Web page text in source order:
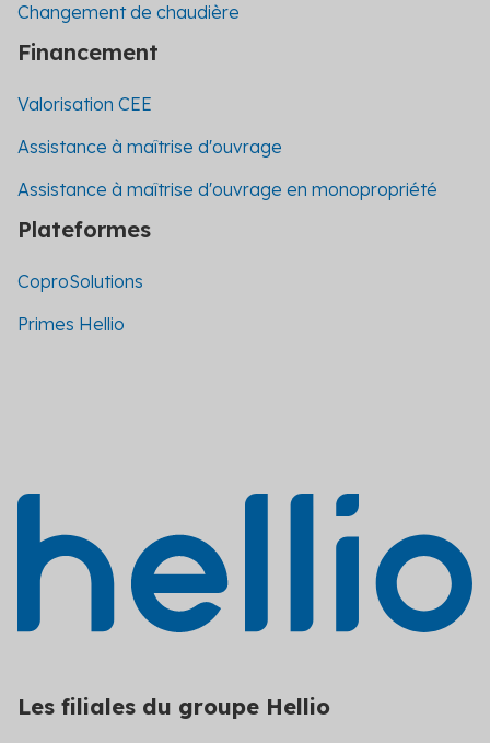
Changement de chaudière
Financement
Valorisation CEE
Assistance à maîtrise d'ouvrage
Assistance à maîtrise d'ouvrage en monopropriété
Plateformes
CoproSolutions
Primes Hellio
Les filiales du groupe Hellio